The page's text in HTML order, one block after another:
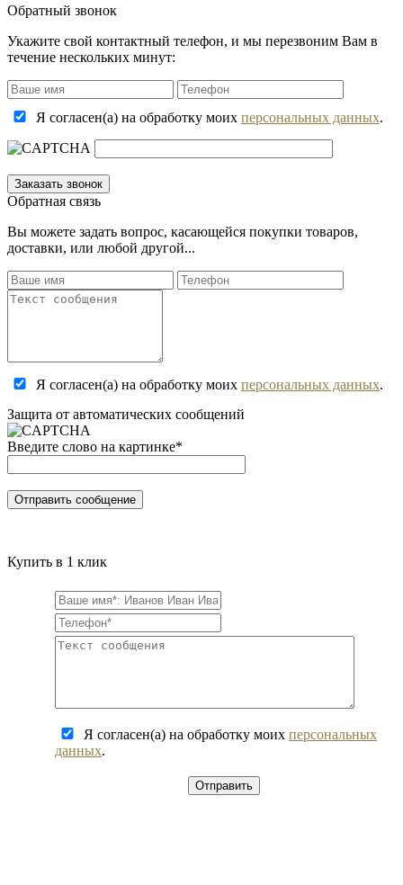
Обратный звонок
Укажите свой контактный телефон, и мы перезвоним Вам в
течение нескольких минут:
Я согласен(а) на обработку моих персональных данных.
Обратная связь
Вы можете задать вопрос, касающейся покупки товаров,
доставки, или любой другой...
Я согласен(а) на обработку моих персональных данных.
Защита от автоматических сообщений
Введите слово на картинке*
Купить в 1 клик
Я согласен(а) на обработку моих персональных
данных.